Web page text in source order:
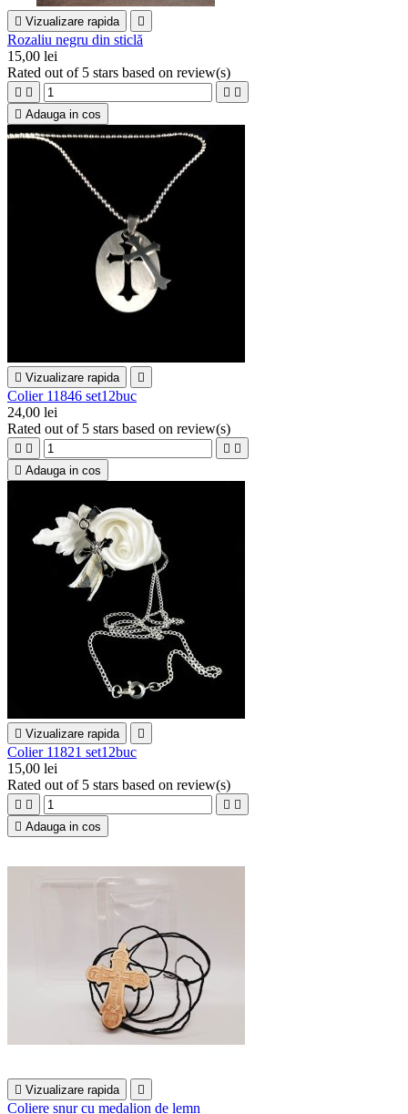
 Vizualizare rapida 
Rozaliu negru din sticlă
15,00 lei
Rated out of 5 stars based on review(s)
   
 Adauga in cos
 Vizualizare rapida 
Colier 11846 set12buc
24,00 lei
Rated out of 5 stars based on review(s)
   
 Adauga in cos
 Vizualizare rapida 
Colier 11821 set12buc
15,00 lei
Rated out of 5 stars based on review(s)
   
 Adauga in cos
 Vizualizare rapida 
Coliere snur cu medalion de lemn